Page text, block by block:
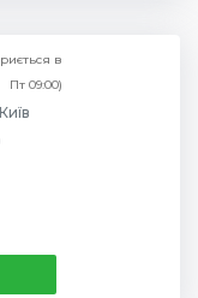
в
Пт 09:00)